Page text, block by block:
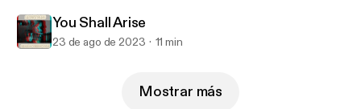
You Shall Arise
23 de ago de 2023 11 min
Mostrar más